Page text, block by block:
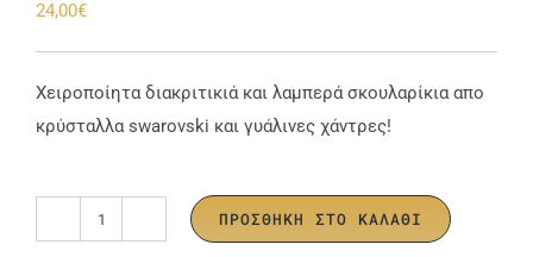
24,00€
Χειροποίητα διακριτικιά και λαμπερά σκουλαρίκια απο
κρύσταλλα swarovski και γυάλινες χάντρες!
ΠΡΟΣΘΉΚΗ ΣΤΟ ΚΑΛΆΘΙ